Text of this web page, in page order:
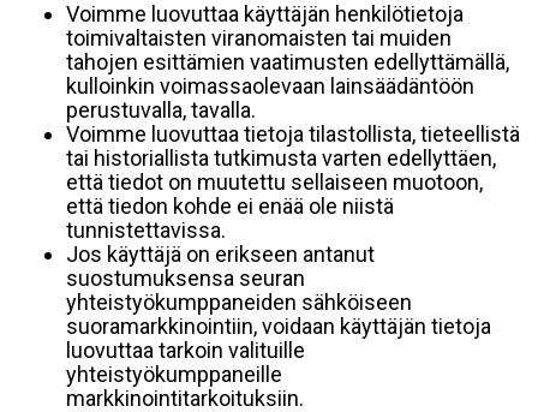
Voimme luovuttaa käyttäjän henkilötietoja
toimivaltaisten viranomaisten tai muiden
tahojen esittämien vaatimusten edellyttämällä,
kulloinkin voimassaolevaan lainsäädäntöön
perustuvalla, tavalla.
Voimme luovuttaa tietoja tilastollista, tieteellistä
tai historiallista tutkimusta varten edellyttäen,
että tiedot on muutettu sellaiseen muotoon,
että tiedon kohde ei enää ole niistä
tunnistettavissa.
Jos käyttäjä on erikseen antanut
suostumuksensa seuran
yhteistyökumppaneiden sähköiseen
suoramarkkinointiin, voidaan käyttäjän tietoja
luovuttaa tarkoin valituille
yhteistyökumppaneille
markkinointitarkoituksiin.